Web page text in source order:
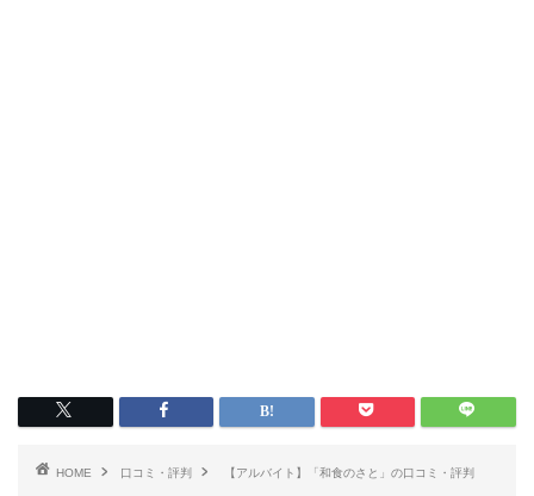
HOME 口コミ・評判 【アルバイト】「和食のさと」の口コミ・評判